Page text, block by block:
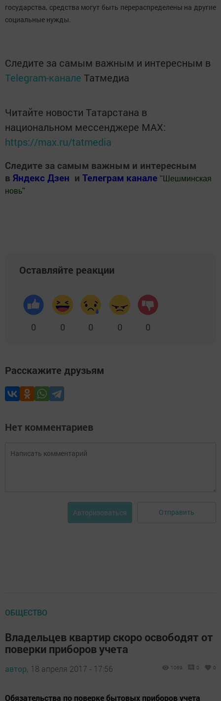
государства, средства могут быть перераспределены на другие
социальные нужды.
Следите за самым важным и интересным в
Telegram-канале Татмедиа
Читайте новости Татарстана в
национальном мессенджере MАХ:
https://max.ru/tatmedia
Следите за самым важным и интересным
в Яндекс Дзен и Телеграм канале " Шешминская
новь"
Оставляйте реакции
0 0 0 0 0
Расскажите друзьям
Нет комментариев
Авторизоваться Отправить
ОБЩЕСТВО
Владельцев квартир скоро освободят от
поверки приборов учета
автор, 18 апреля 2017 - 17:56 1069 0 0
Обязательства по поверке бытовых приборов учета